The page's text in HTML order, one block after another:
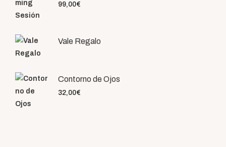
99,00€
Vale Regalo
Contorno de Ojos
32,00€